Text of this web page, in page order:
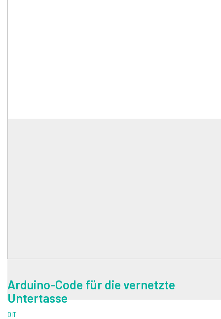
Arduino-Code für die vernetzte
Untertasse
DIT